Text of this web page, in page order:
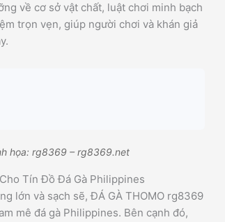
về cơ sở vật chất, luật chơi minh bạch
trọn vẹn, giúp người chơi và khán giả
họa: rg8369 – rg8369.net
Tín Đồ Đá Gà Philippines
lớn và sạch sẽ, ĐÁ GÀ THOMO rg8369
mê đá gà Philippines. Bên cạnh đó,